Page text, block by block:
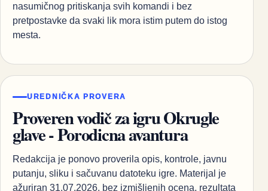
nasumičnog pritiskanja svih komandi i bez
pretpostavke da svaki lik mora istim putem do istog
mesta.
UREDNIČKA PROVERA
Proveren vodič za igru Okrugle
glave - Porodicna avantura
Redakcija je ponovo proverila opis, kontrole, javnu
putanju, sliku i sačuvanu datoteku igre. Materijal je
ažuriran 31.07.2026. bez izmišljenih ocena, rezultata